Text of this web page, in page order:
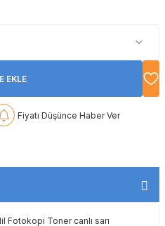
Olivetti
Panasonic
Sagem
Olivetti
Panasonic
Samsung
Panasonic
Pantum
Xerox
Utax
Xerox
Utax
Xerox
EKLE
Fiyatı Düşünce Haber Ver
Fotokopi Toner canlı sarı